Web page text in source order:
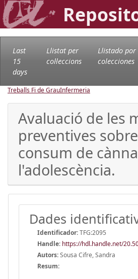
Last
15
days
Llistat per
col·leccions
Llistado por
colecciones
Treballs Fi de GrauInfermeria
Avaluació de les
preventives
consum de
l'adolescència.
Dades
Identificador:TFG:2095
Handle: https://hdl.handle.net/
Autors:Sousa Cifre, Sandra
Resum: